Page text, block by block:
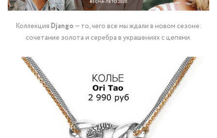
Коллекция Django — то, чего все мы ждали в новом сезоне:
сочетание золота и серебра в украшениях с цепями.